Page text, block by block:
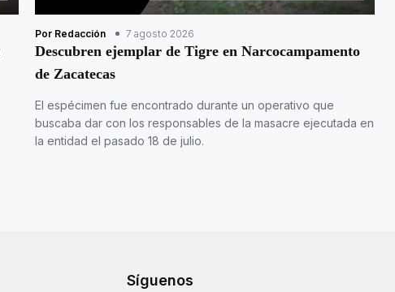
Por Redacción 7 agosto 2026
Descubren ejemplar de Tigre en Narcocampamento
de Zacatecas
El espécimen fue encontrado durante un operativo que
buscaba dar con los responsables de la masacre ejecutada en
la entidad el pasado 18 de julio.
Síguenos